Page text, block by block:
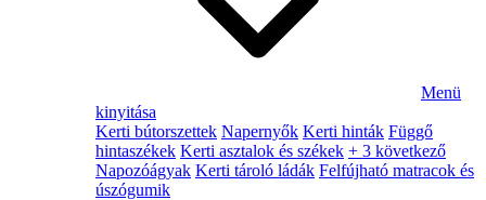
Menü
kinyitása
Kerti bútorszettek Napernyők Kerti hinták Függő
hintaszékek Kerti asztalok és székek + 3 következő
Napozóágyak Kerti tároló ládák Felfújható matracok és
úszógumik